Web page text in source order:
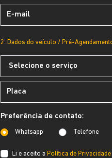
2. Dados do veículo / Pré-
Preferência de contato:
Whatsapp Telefone
Li e aceito a Política de Privacidade